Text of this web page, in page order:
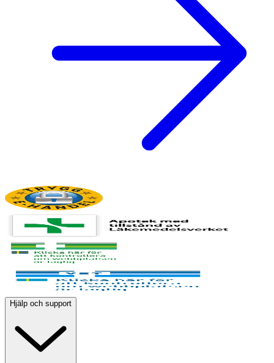
Hjälp och support